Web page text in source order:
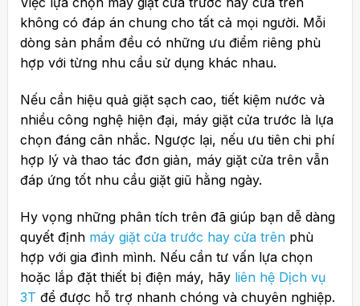
không có đáp án chung cho tất cả mọi người. Mỗi
dòng sản phẩm đều có những ưu điểm riêng phù
hợp với từng nhu cầu sử dụng khác nhau.
Nếu cần hiệu quả giặt sạch cao, tiết kiệm nước và
nhiều công nghệ hiện đại, máy giặt cửa trước là lựa
chọn đáng cân nhắc. Ngược lại, nếu ưu tiên chi phí
hợp lý và thao tác đơn giản, máy giặt cửa trên vẫn
đáp ứng tốt nhu cầu giặt giũ hằng ngày.
Hy vọng những phân tích trên đã giúp bạn dễ dàng
quyết định máy giặt cửa trước hay cửa trênphù
hợp với gia đình mình. Nếu cần tư vấn lựa chọn
hoặc lắp đặt thiết bị điện máy, hãy liên hệ Dịch vụ
3T để được hỗ trợ nhanh chóng và chuyên nghiệp.